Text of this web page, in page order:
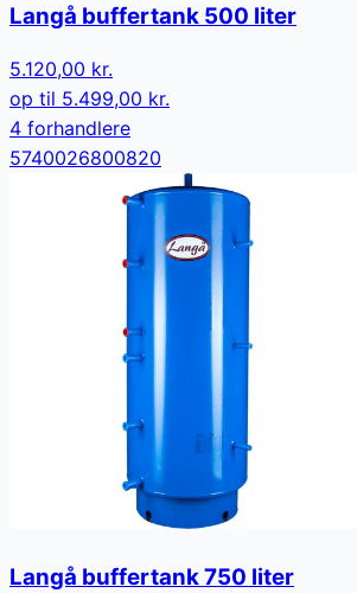
Langå buffertank 500 liter
5.120,00 kr.
op til 5.499,00 kr.
4 forhandlere
5740026800820
Langå buffertank 750 liter